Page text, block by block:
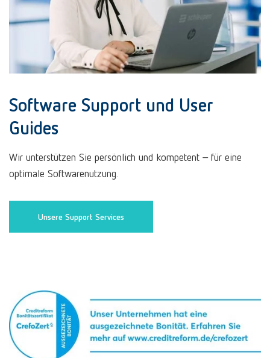
Software Support und User
Guides
Wir unterstützen Sie persönlich und kompetent – für eine
optimale Softwarenutzung.
Unsere Support Services